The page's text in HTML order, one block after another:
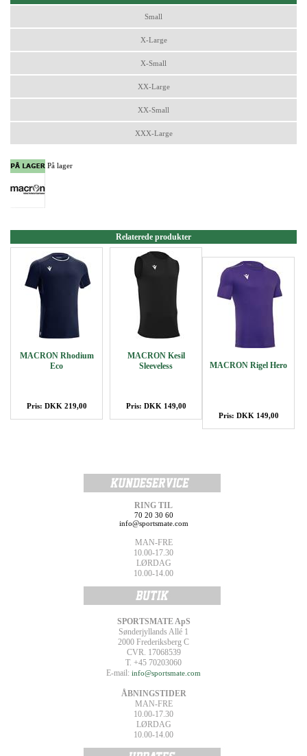
Small
X-Large
X-Small
XX-Large
XX-Small
XXX-Large
På lager
Relaterede produkter
MACRON Rhodium
Eco
Pris: DKK 219,00
MACRON Kesil
Sleeveless
Pris: DKK 149,00
MACRON Rigel Hero
Pris: DKK 149,00
RING TIL
70 20 30 60
info@sportsmate.com
MAN-FRE
10.00-17.30
LØRDAG
10.00-14.00
SPORTSMATE ApS
Sønderjyllands Allé 1
2000 Frederiksberg C
CVR. 17068539
T. +45 70203060
E-mail: info@sportsmate.com
ÅBNINGSTIDER
MAN-FRE
10.00-17.30
LØRDAG
10.00-14.00